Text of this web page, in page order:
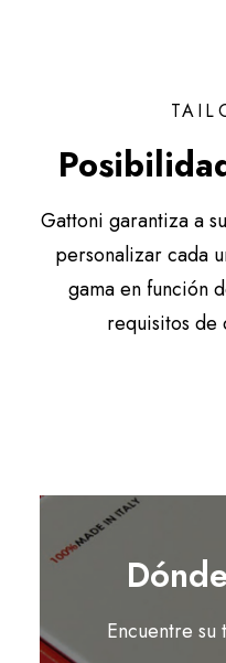
Gattoni garantiza a
personalizar cada
gama en función
requisitos de
Encuentre su